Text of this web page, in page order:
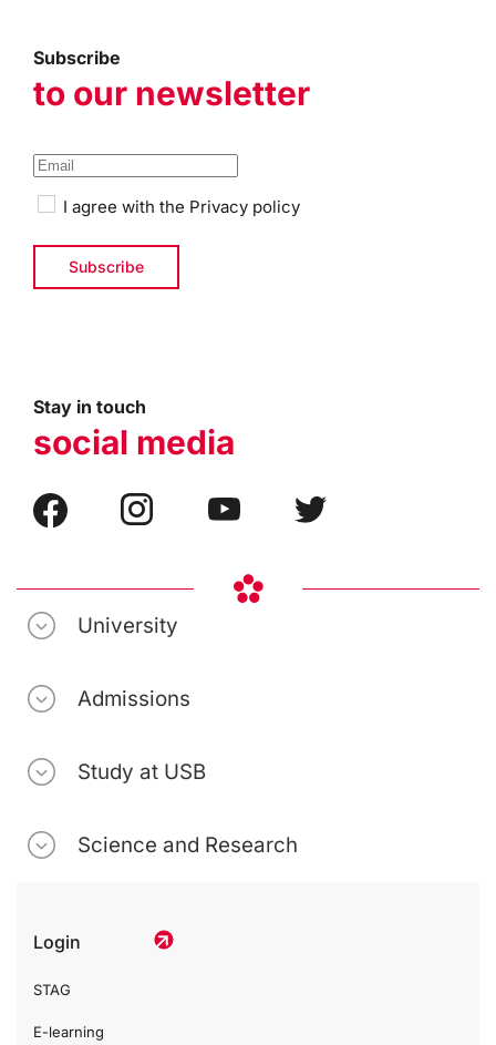
Subscribe
to our newsletter
I agree with the Privacy policy
Stay in touch
social media
University
Admissions
Study at USB
Science and Research
Login
STAG
E-learning